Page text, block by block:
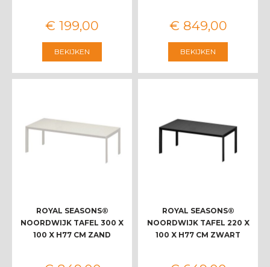
€ 199,00
BEKIJKEN
€ 849,00
BEKIJKEN
ROYAL SEASONS®
NOORDWIJK TAFEL 300 X
100 X H77 CM ZAND
ROYAL SEASONS®
NOORDWIJK TAFEL 220 X
100 X H77 CM ZWART